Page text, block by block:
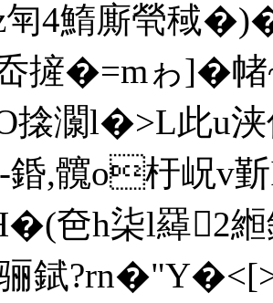
4鰖廝煢稢
摌�=mゎ]�
搇灁l�>L此u
錉,髖o杅岲v
夿h柒l羄2縆
錻